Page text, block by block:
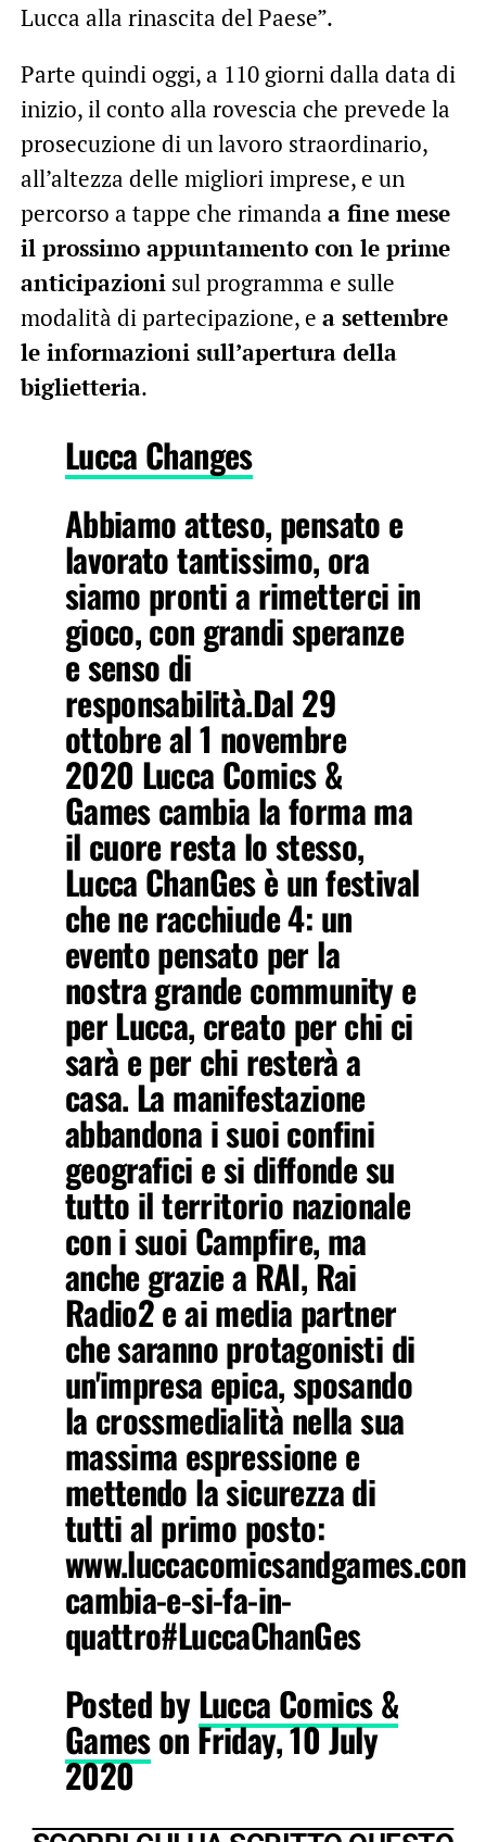
Lucca alla rinascita del Paese”.
Parte quindi oggi, a 110 giorni dalla data di
inizio, il conto alla rovescia che prevede la
prosecuzione di un lavoro straordinario,
all’altezza delle migliori imprese, e un
percorso a tappe che rimanda a fine mese
il prossimo appuntamento con le prime
anticipazionisul programma e sulle
modalità di partecipazione, e a settembre
le informazioni sull’apertura della
biglietteria.
Lucca Changes
Abbiamo atteso, pensato e
lavorato tantissimo, ora
siamo pronti a rimetterci in
gioco, con grandi speranze
e senso di
responsabilità.Dal 29
ottobre al 1 novembre
2020 Lucca Comics &
Games cambia la forma ma
il cuore resta lo stesso,
Lucca ChanGes è un festival
che ne racchiude 4: un
evento pensato per la
nostra grande community e
per Lucca, creato per chi ci
sarà e per chi resterà a
casa. La manifestazione
abbandona i suoi confini
geografici e si diffonde su
tutto il territorio nazionale
con i suoi Campfire, ma
anche grazie a RAI, Rai
Radio2 e ai media partner
che saranno protagonisti di
un'impresa epica, sposando
la crossmedialità nella sua
massima espressione e
mettendo la sicurezza di
tutti al primo posto:
cambia-e-si-fa-in-
quattro#LuccaChanGes
Posted byLucca Comics &
Gameson Friday, 10 July
2020